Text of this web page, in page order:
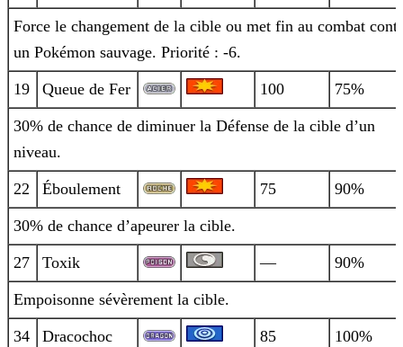
Force le changement de la cible ou met fin au combat
un Pokémon sauvage. Priorité : -6.
19 Queue de Fer 100 75%
30% de chance de diminuer la Défense de la cible d’un
niveau.
22 Éboulement 75 90%
30% de chance d’apeurer la cible.
27 Toxik — 90%
Empoisonne sévèrement la cible.
34 Dracochoc 85 100%